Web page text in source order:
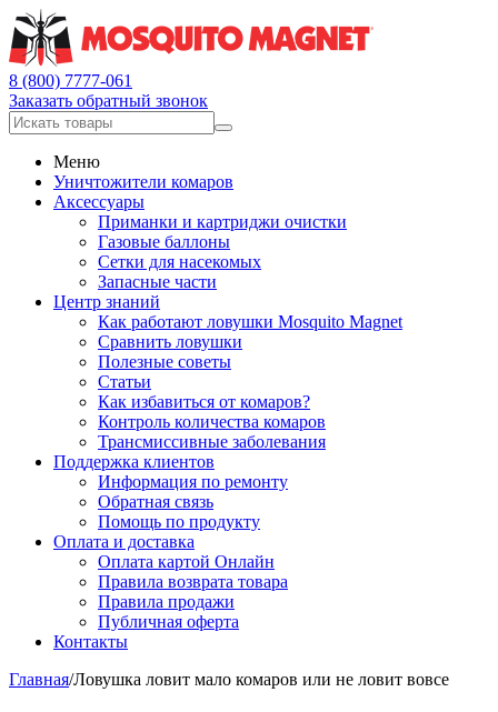
8 (800) 7777-061
Заказать обратный звонок
Меню
Уничтожители комаров
Аксессуары
Приманки и картриджи очистки
Газовые баллоны
Сетки для насекомых
Запасные части
Центр знаний
Как работают ловушки Mosquito Magnet
Сравнить ловушки
Полезные советы
Статьи
Как избавиться от комаров?
Контроль количества комаров
Трансмиссивные заболевания
Поддержка клиентов
Информация по ремонту
Обратная связь
Помощь по продукту
Оплата и доставка
Оплата картой Онлайн
Правила возврата товара
Правила продажи
Публичная оферта
Контакты
Главная/Ловушка ловит мало комаров или не ловит вовсе